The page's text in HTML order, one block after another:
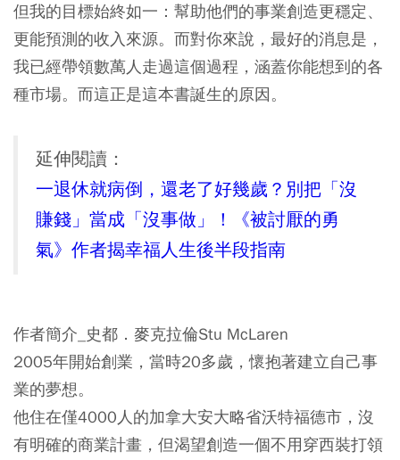
但我的目標始終如一：幫助他們的事業創造更穩定、
更能預測的收入來源。而對你來說，最好的消息是，
我已經帶領數萬人走過這個過程，涵蓋你能想到的各
種市場。而這正是這本書誕生的原因。
延伸閱讀：
一退休就病倒，還老了好幾歲？別把「沒
賺錢」當成「沒事做」！《被討厭的勇
氣》作者揭幸福人生後半段指南
作者簡介_史都．麥克拉倫Stu McLaren
2005年開始創業，當時20多歲，懷抱著建立自己事
業的夢想。
他住在僅4000人的加拿大安大略省沃特福德市，沒
有明確的商業計畫，但渴望創造一個不用穿西裝打領